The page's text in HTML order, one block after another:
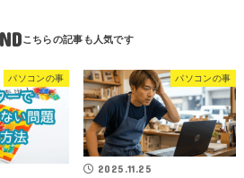
パソコンの事 パソコンの事
2025.11.25